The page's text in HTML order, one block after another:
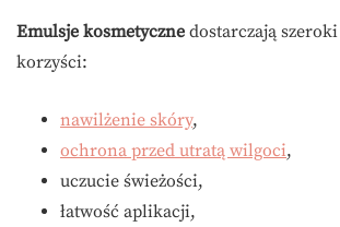
Emulsje kosmetyczne dostarczają
korzyści:
nawilżenie skóry,
ochrona przed utratą wilgoci,
uczucie świeżości,
łatwość aplikacji,